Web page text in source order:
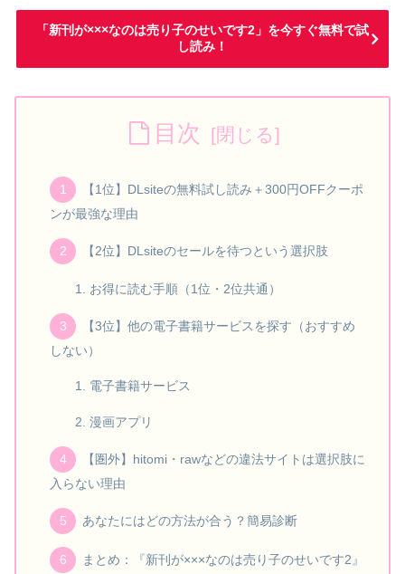
「新刊が×××なのは売り子のせいです2」を今すぐ無料で試
し読み！
目次
【1位】DLsiteの無料試し読み＋300円OFFクーポ
ンが最強な理由
【2位】DLsiteのセールを待つという選択肢
お得に読む手順（1位・2位共通）
【3位】他の電子書籍サービスを探す（おすすめ
しない）
電子書籍サービス
漫画アプリ
【圏外】hitomi・rawなどの違法サイトは選択肢に
入らない理由
あなたにはどの方法が合う？簡易診断
まとめ：『新刊が×××なのは売り子のせいです2』